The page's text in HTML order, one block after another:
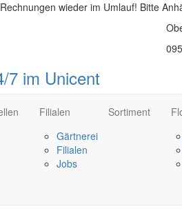
wieder im Umlauf! Bitte
7 im Unicent
Filialen
Gärtnerei
Filialen
Jobs
Sortiment